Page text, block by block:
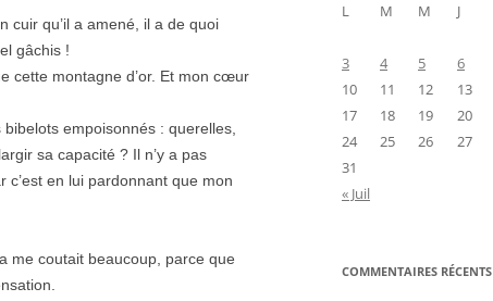
cuir qu’il a amené, il a de quoi
gâchis !
cette montagne d’or. Et mon cœur
empoisonnés : querelles,
sa capacité ? Il n’y a pas
c’est en lui pardonnant que mon
me coutait beaucoup, parce que
L
M M J
3
4 5 6
10
11 12 13
17
18 19 20
24
25 26 27
31
« Juil
COMMENTAIRES RÉCENTS